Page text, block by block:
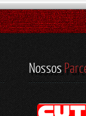
Nossos